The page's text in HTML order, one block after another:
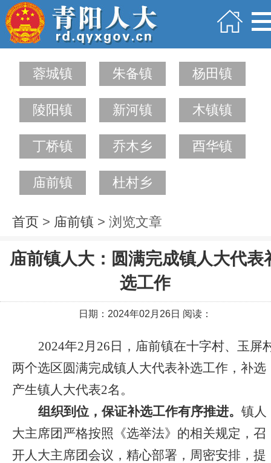
蓉城镇 朱备镇 杨田镇
陵阳镇 新河镇 木镇镇
丁桥镇 乔木乡 酉华镇
庙前镇 杜村乡
首页 > 庙前镇 > 浏览文章
庙前镇人大：圆满完成镇人大代表
选工作
日期：2024年02月26日 阅读：
2024年2月26日，庙前镇在十字村、玉屏
两个选区圆满完成镇人大代表补选工作， 补选
产生镇人大代表2名。
组织到位，保证补选工作有序推进。 镇人
大主席团严格按照《选举法》的相关规定，召
开人大主席团会议，精心部署，周密安排，提